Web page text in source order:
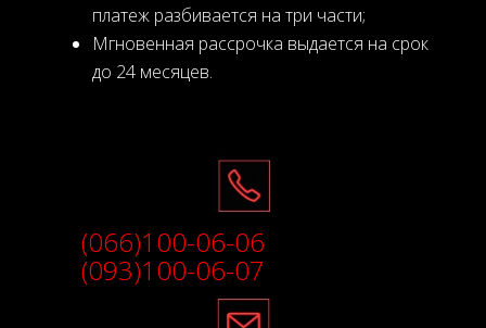
платеж разбивается на три части;
Мгновенная рассрочка выдается на срок
до 24 месяцев.
(066)100-06-06
(093)100-06-07